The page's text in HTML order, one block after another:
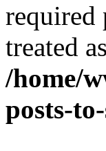
required
treated
/home/
posts-